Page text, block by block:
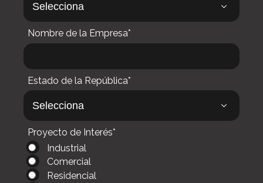
Nombre de la Empresa*
Estado de la República*
Proyecto de Interés*
Industrial
Comercial
Residencial